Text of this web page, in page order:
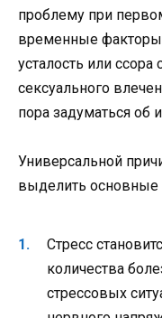
проблему при
временные факторы,
усталость или ссора
сексуального
пора задуматься об
Универсальной
выделить основные
Стресс
количества
стрессовых